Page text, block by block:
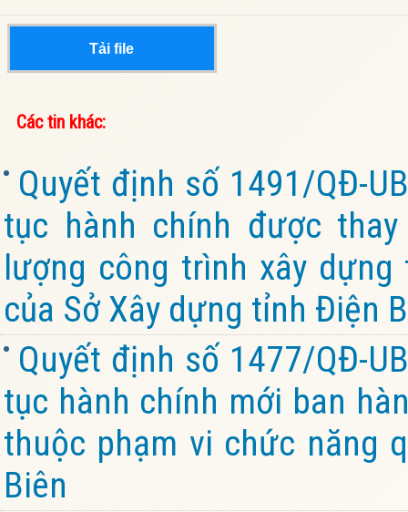
Tải file
Các tin khác:
Quyết định số 1491/QĐ-
tục hành chính được
lượng công trình xây
của Sở Xây dựng tỉnh Điện
Quyết định số 1477/QĐ-
tục hành chính mới ban
thuộc phạm vi chức năng
Biên